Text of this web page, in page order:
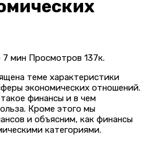
7 мин Просмотров 137к.
теме характеристики
экономических отношений.
финансы и в чем
Кроме этого мы
и объясним, как финансы
категориями.